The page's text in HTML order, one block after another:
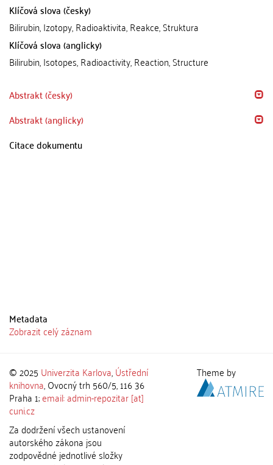
Klíčová slova (česky)
Bilirubin, Izotopy, Radioaktivita, Reakce, Struktura
Klíčová slova (anglicky)
Bilirubin, Isotopes, Radioactivity, Reaction, Structure
Abstrakt (česky)
Abstrakt (anglicky)
Citace dokumentu
Metadata
Zobrazit celý záznam
© 2025 Univerzita Karlova,Ústřední
knihovna, Ovocný trh 560/5, 116 36
Praha 1;email: admin-repozitar [at]
cuni.cz
Za dodržení všech ustanovení
autorského zákona jsou
zodpovědné jednotlivé složky
Theme by